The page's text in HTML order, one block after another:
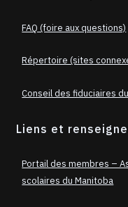
FAQ (foire aux questions)
Répertoire (sites
Conseil des fiduciaires
Liens et
Portail des membres –
scolaires du Manitoba